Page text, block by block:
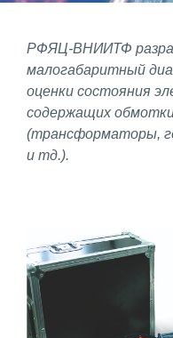
исследования
Космическая
Семинар
металлов и
Аспирантура
Премии молодым
РФЯЦ-ВНИИТФ
малогабаритный
оценки состояния
содержащих
(трансформаторы,
и тд.).